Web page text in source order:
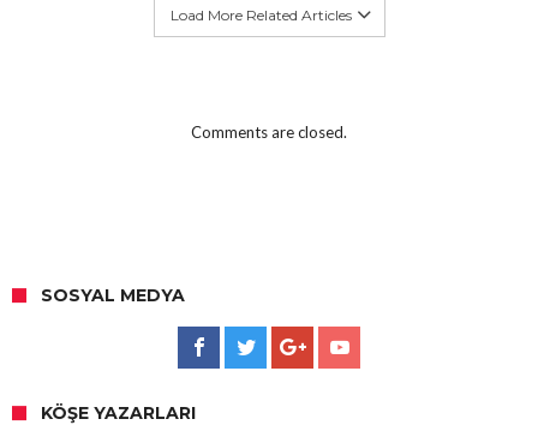
Load More Related Articles
Comments are closed.
SOSYAL MEDYA
KÖŞE YAZARLARI